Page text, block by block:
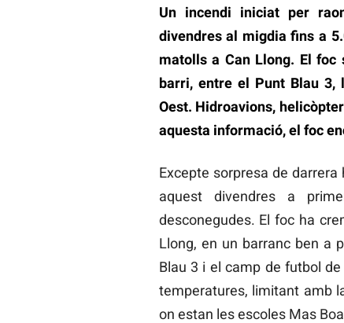
Un incendi iniciat per
divendres al migdia fins a
matolls a Can Llong. El foc
barri, entre el Punt Blau 3,
Oest. Hidroavions,
aquesta informació, el foc
Excepte sorpresa de
aquest divendres a
desconegudes. El foc ha
Llong, en un barranc ben a
Blau 3 i el camp de futbol
temperatures, limitant amb
on estan les escoles Mas